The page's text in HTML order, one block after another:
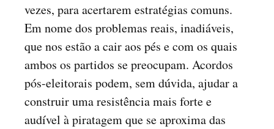
vezes, para acertarem estratégias comuns.
Em nome dos problemas reais, inadiáveis,
que nos estão a cair aos pés e com os quais
ambos os partidos se preocupam. Acordos
pós-eleitorais podem, sem dúvida, ajudar a
construir uma resistência mais forte e
audível à piratagem que se aproxima das